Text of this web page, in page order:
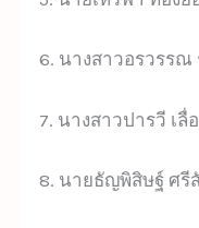
6. นางสาวอรวรรณ
7. นางสาวปารวี เลื่
8. นายธัญพิสิษฐ์ ศรี